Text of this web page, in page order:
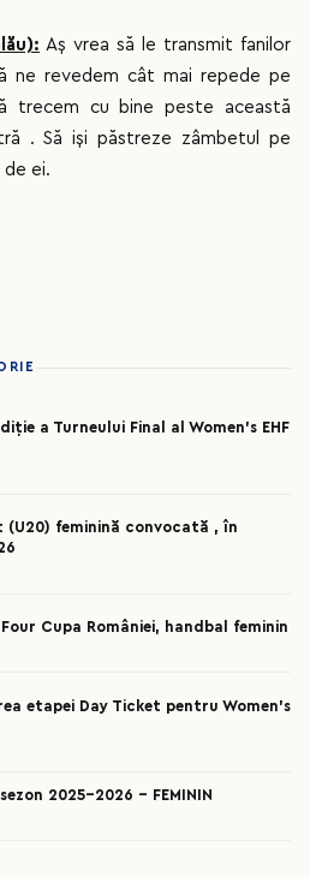
Aș vrea să le transmit fanilor
ne revedem cât mai repede pe
trecem cu bine peste această
. Să iși păstreze zâmbetul pe
de ei.
a Turneului Final al Women’s EHF
(U20) feminină convocată , în
Cupa României, handbal feminin
etapei Day Ticket pentru Women’s
2025-2026 - FEMININ